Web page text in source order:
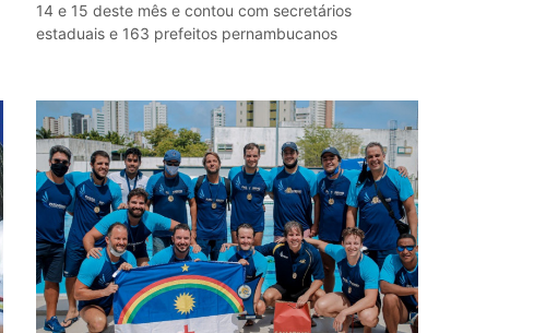
14 e 15 deste mês e contou com secretários
estaduais e 163 prefeitos pernambucanos